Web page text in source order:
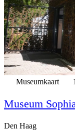
Museumkaart
Museum
Den Haag